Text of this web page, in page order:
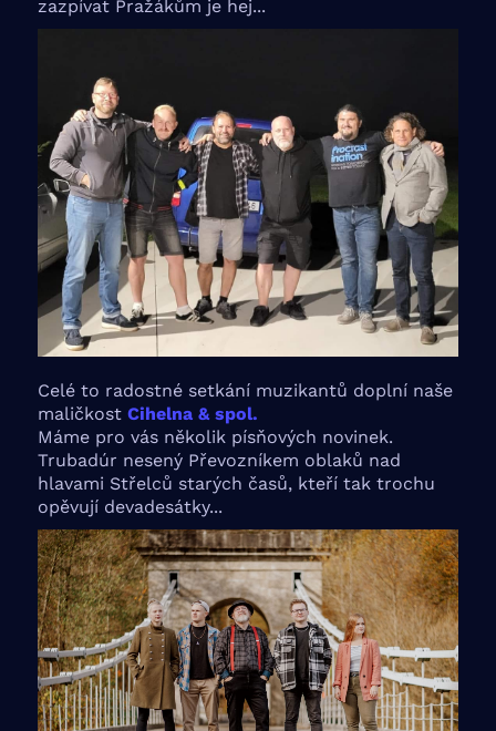
zazpívat Pražákům je hej...
Celé to radostné setkání muzikantů doplní naše
maličkost Cihelna & spol.
Máme pro vás několik písňových novinek.
Trubadúr nesený Převozníkem oblaků nad
hlavami Střelců starých časů, kteří tak trochu
opěvují devadesátky...